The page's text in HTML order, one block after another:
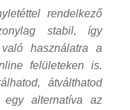
rendelkező
stabil, így
használatra a
felületeken is.
átválthatod
egy alternatíva az